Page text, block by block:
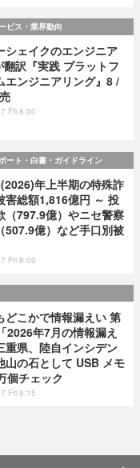
ビス・業界動向
シェイクのエンジニア
翻訳『実践 プラットフ
エンジニアリング』8 /
Fri 8:00
ート・白書・ガイドライン
年上半期の特殊詐
害総額1,816億円 ～ 投
（797.9億）やニセ警察
507.9億）など手口別被
Fri 8:00
どこかで情報漏えい 第
2026年7月の情報漏え
重県、陸自インシデン
山の石として USB メモ
個チェック
Fri 8:15